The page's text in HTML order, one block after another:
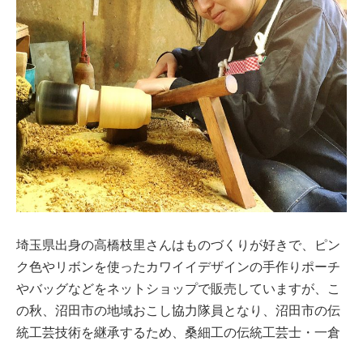
埼玉県出身の高橋枝里さんはものづくりが好きで、ピン
ク色やリボンを使ったカワイイデザインの手作りポーチ
やバッグなどをネットショップで販売していますが、こ
の秋、沼田市の地域おこし協力隊員となり、沼田市の伝
統工芸技術を継承するため、桑細工の伝統工芸士・一倉